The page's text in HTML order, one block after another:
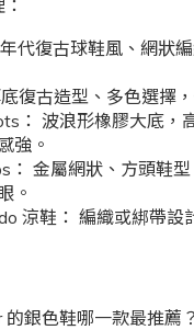
代復古球鞋風、網狀
復古造型、多色選擇
： 波浪形橡膠大底，
強。
： 金屬網狀、方頭鞋
。
涼鞋： 編織或綁帶設
銀色鞋哪一款最推薦？